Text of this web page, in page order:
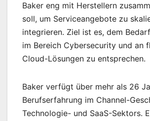
Baker eng mit Herstellern
soll, um Serviceangebote zu
integrieren. Ziel ist es, dem
im Bereich Cybersecurity und an
Cloud-Lösungen zu entsprechen.⁠
Baker verfügt über mehr als 26
Berufserfahrung im Channel-
Technologie- und SaaS-Sektors.